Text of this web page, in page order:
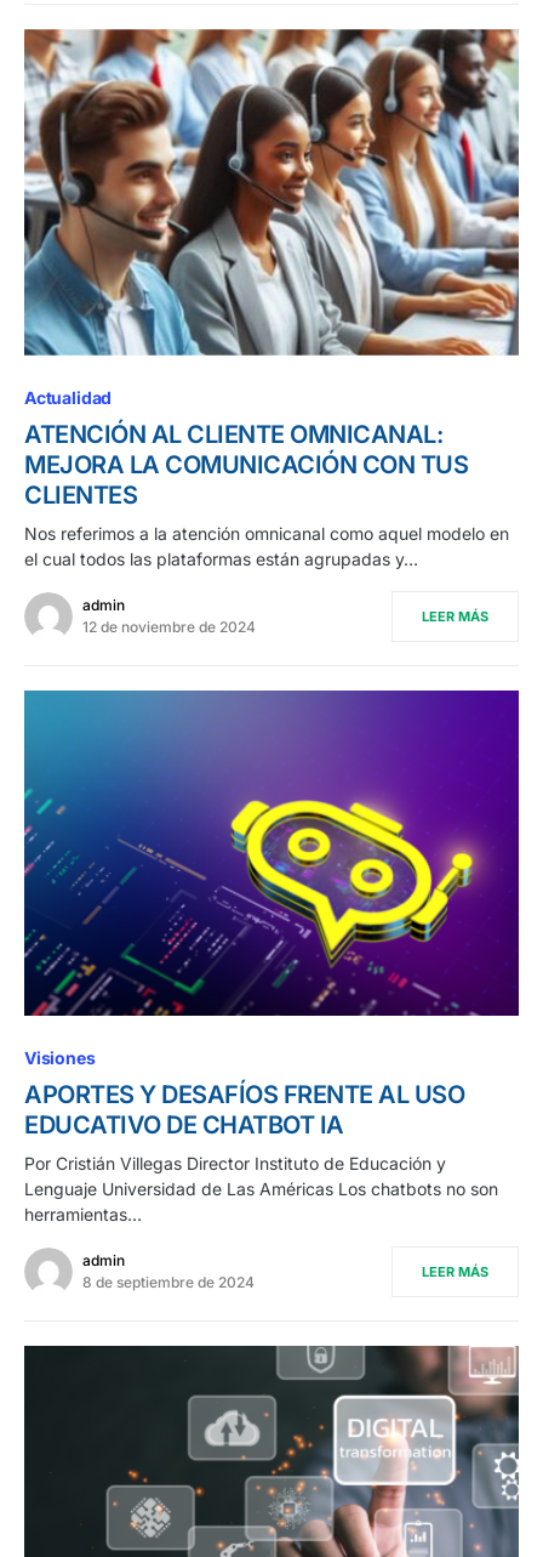
Actualidad
ATENCIÓN AL CLIENTE OMNICANAL:
MEJORA LA COMUNICACIÓN CON TUS
CLIENTES
Nos referimos a la atención omnicanal como aquel modelo en
el cual todos las plataformas están agrupadas y…
admin
12 de noviembre de 2024
LEER MÁS
Visiones
APORTES Y DESAFÍOS FRENTE AL USO
EDUCATIVO DE CHATBOT IA
Por Cristián Villegas Director Instituto de Educación y
Lenguaje Universidad de Las Américas Los chatbots no son
herramientas…
admin
8 de septiembre de 2024
LEER MÁS